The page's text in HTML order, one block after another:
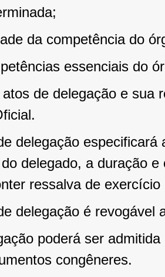
da competência do
essenciais do
de delegação e sua
delegação
delegado, a duração
ressalva de
delegação é revogável
poderá ser
congêneres.